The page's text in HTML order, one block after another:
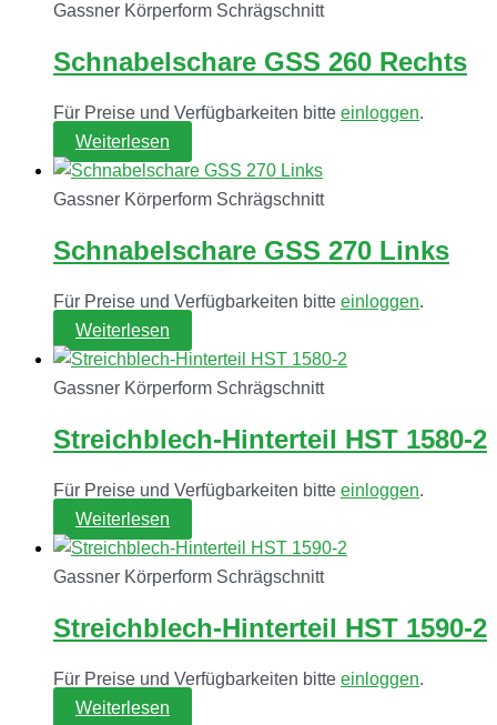
Gassner Körperform Schrägschnitt
Schnabelschare GSS 260 Rechts
Für Preise und Verfügbarkeiten bitte einloggen.
Weiterlesen
Gassner Körperform Schrägschnitt
Schnabelschare GSS 270 Links
Für Preise und Verfügbarkeiten bitte einloggen.
Weiterlesen
Gassner Körperform Schrägschnitt
Streichblech-Hinterteil HST 1580-2
Für Preise und Verfügbarkeiten bitte einloggen.
Weiterlesen
Gassner Körperform Schrägschnitt
Streichblech-Hinterteil HST 1590-2
Für Preise und Verfügbarkeiten bitte einloggen.
Weiterlesen